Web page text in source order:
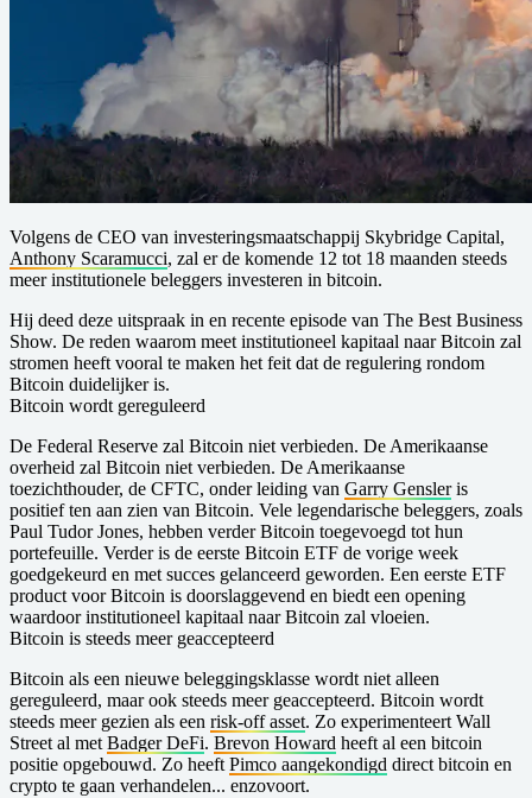
Volgens de CEO van investeringsmaatschappij Skybridge Capital,
Anthony Scaramucci, zal er de komende 12 tot 18 maanden steeds
meer institutionele beleggers investeren in bitcoin.
Hij deed deze uitspraak in en recente episode van The Best Business
Show. De reden waarom meet institutioneel kapitaal naar Bitcoin zal
stromen heeft vooral te maken het feit dat de regulering rondom
Bitcoin duidelijker is.
Bitcoin wordt gereguleerd
De Federal Reserve zal Bitcoin niet verbieden. De Amerikaanse
overheid zal Bitcoin niet verbieden. De Amerikaanse
toezichthouder, de CFTC, onder leiding van Garry Gensleris
positief ten aan zien van Bitcoin. Vele legendarische beleggers, zoals
Paul Tudor Jones, hebben verder Bitcoin toegevoegd tot hun
portefeuille. Verder is de eerste Bitcoin ETF de vorige week
goedgekeurd en met succes gelanceerd geworden. Een eerste ETF
product voor Bitcoin is doorslaggevend en biedt een opening
waardoor institutioneel kapitaal naar Bitcoin zal vloeien.
Bitcoin is steeds meer geaccepteerd
Bitcoin als een nieuwe beleggingsklasse wordt niet alleen
gereguleerd, maar ook steeds meer geaccepteerd. Bitcoin wordt
steeds meer gezien als een risk-off asset. Zo experimenteert Wall
Street al met Badger DeFi. Brevon Howard heeft al een bitcoin
positie opgebouwd. Zo heeft Pimco aangekondigd direct bitcoin en
crypto te gaan verhandelen... enzovoort.